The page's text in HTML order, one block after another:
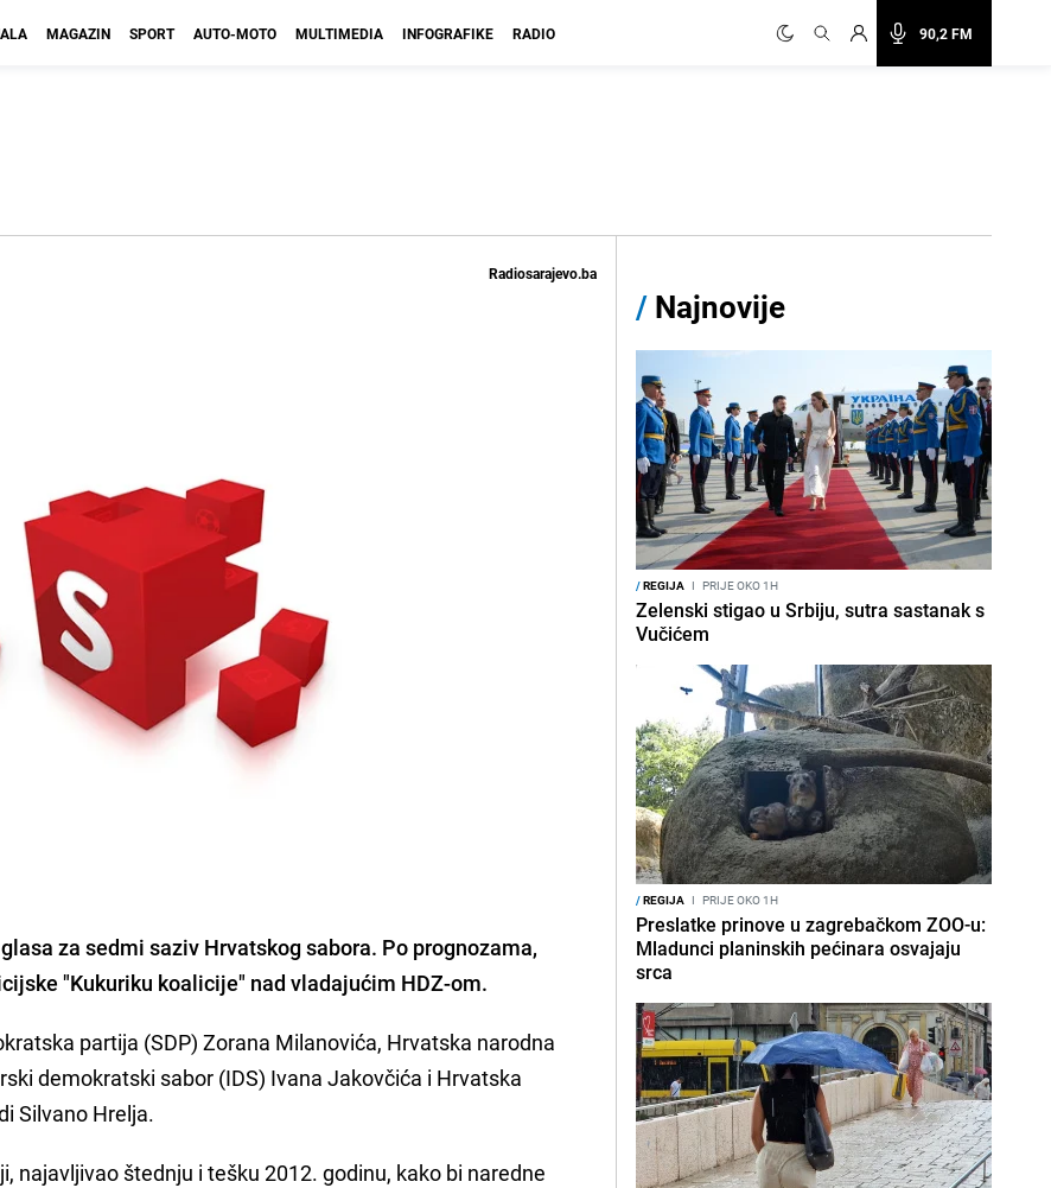
90,2 FM
MAGAZIN SPORT AUTO-MOTO MULTIMEDIA INFOGRAFIKE RADIO
Radiosarajevo.ba
za sedmi saziv Hrvatskog sabora. Po prognozama,
"Kukuriku koalicije" nad vladajućim HDZ-om.
partija (SDP) Zorana Milanovića, Hrvatska narodna
demokratski sabor (IDS) Ivana Jakovčića i Hrvatska
Silvano Hrelja.
najavljivao štednju i tešku 2012. godinu, kako bi naredne
/ Najnovije
/REGIJA I PRIJE OKO 1H
Zelenski stigao u Srbiju, sutra sastanak s
Vučićem
/REGIJA I PRIJE OKO 1H
Preslatke prinove u zagrebačkom ZOO-u:
Mladunci planinskih pećinara osvajaju
srca